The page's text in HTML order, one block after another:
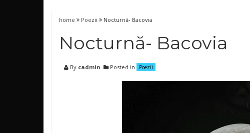
home Poezii Nocturnă- Bacovia
Nocturnă- Bacovia
By cadmin Posted in Poezii